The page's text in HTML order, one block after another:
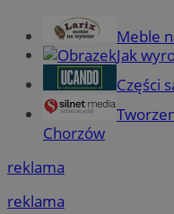
Meble
Jak
Części
Chorzów
reklama
reklama